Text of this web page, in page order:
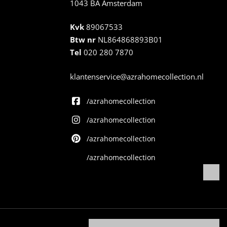
1043 BA Amsterdam
Kvk 89067533
Btw nr NL864868893B01
Tel 020 280 7870
klantenservice@azrahomecollection.nl
/azrahomecollection
/azrahomecollection
/azrahomecollection
/azrahomecollection